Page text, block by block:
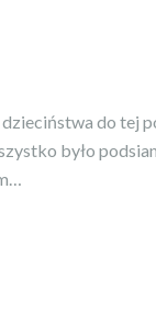
do tej
było